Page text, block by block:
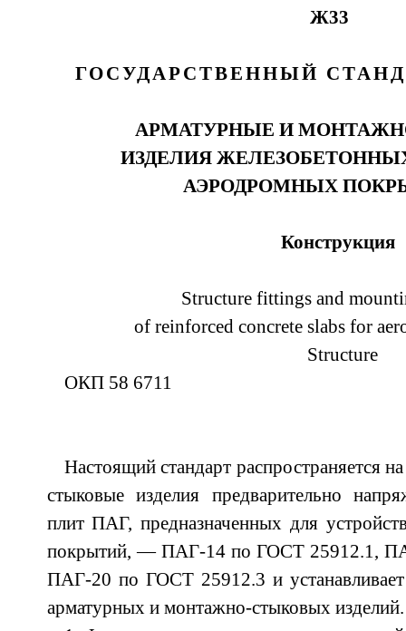
Ж33
ГОСУДАРСТВЕННЫЙ
АРМАТУРНЫЕ И
ИЗДЕЛИЯ
АЭРОДРОМНЫХ
Конструкция
Structure fittings and
of reinforced concrete slabs for
Structure
ОКП 58 6711
Настоящий стандарт распространяется
стыковые изделия предварительно
плит ПАГ, предназначенных для
покрытий, — ПАГ-14 по ГОСТ 25912.1,
ПАГ-20 по ГОСТ 25912.3 и
арматурных и монтажно-стыковых изделий.